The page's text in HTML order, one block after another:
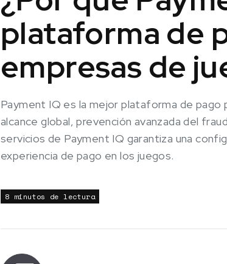
plataforma de
empresas de
Payment IQ es la mejor plataforma de pago
alcance global, prevención avanzada del
servicios de Payment IQ garantiza una
experiencia de pago en los juegos.
8 minutos de lectura